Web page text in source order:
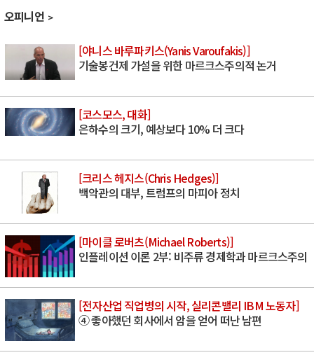
오피니언
[야니스 바루파키스(Yanis Varoufakis)]
기술봉건제 가설을 위한 마르크스주의적 논거
[코스모스, 대화]
은하수의 크기, 예상보다 10% 더 크다
[크리스 헤지스(Chris Hedges)]
백악관의 대부, 트럼프의 마피아 정치
[마이클 로버츠(Michael Roberts)]
인플레이션 이론 2부: 비주류 경제학과 마르크스주의
[전자산업 직업병의 시작, 실리콘밸리 IBM 노동자]
④ 좋아했던 회사에서 암을 얻어 떠난 남편